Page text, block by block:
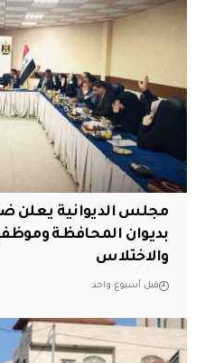
مجلس الديوانية
بديوان المحافظة
والاختلاس
قبل أسبوع واحد